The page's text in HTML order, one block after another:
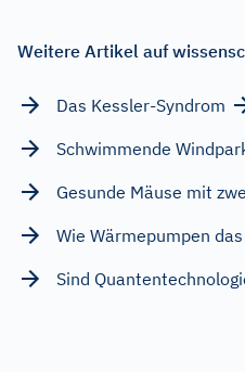
Weitere Artikel auf
Das Kessler-Syndrom
Schwimmende
Gesunde Mäuse mit
Wie Wärmepumpen
Sind